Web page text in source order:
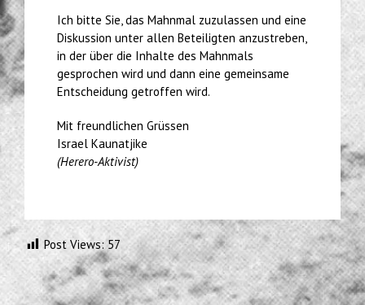
Ich bitte Sie, das Mahnmal zuzulassen und eine
Diskussion unter allen Beteiligten anzustreben,
in der über die Inhalte des Mahnmals
gesprochen wird und dann eine gemeinsame
Entscheidung getroffen wird.
Mit freundlichen Grüssen
Israel Kaunatjike
(Herero-Aktivist)
Post Views: 57